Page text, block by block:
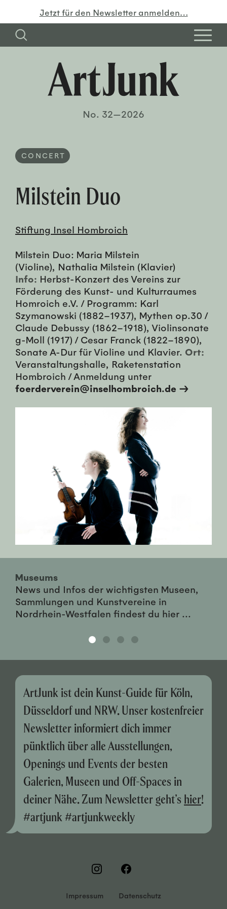
Jetzt für den Newsletter anmelden…
No. 32—2026
CONCERT
Milstein Duo
Stiftung Insel Hombroich
Milstein Duo: Maria Milstein
(Violine), Nathalia Milstein (Klavier)
Info: Herbst-Konzert des Vereins zur
Förderung des Kunst- und Kulturraumes
Homroich e.V. / Programm: Karl
Szymanowski (1882–1937), Mythen op.30 /
Claude Debussy (1862–1918), Violinsonate
g-Moll (1917) / Cesar Franck (1822–1890),
Sonate A-Dur für Violine und Klavier. Ort:
Veranstaltungshalle, Raketenstation
Hombroich / Anmeldung unter
foerderverein@inselhombroich.de →
Museums
News und Infos der wichtigsten Museen,
Sammlungen und Kunstvereine in
Nordrhein-Westfalen findest du hier ...
ArtJunk ist dein Kunst-Guide für Köln,
Düsseldorf und NRW. Unser kostenfreier
Newsletter informiert dich immer
pünktlich über alle Ausstellungen,
Openings und Events der besten
Galerien, Museen und Off-Spaces in
deiner Nähe. Zum Newsletter geht’s hier!
#artjunk #artjunkweekly
Impressum Datenschutz